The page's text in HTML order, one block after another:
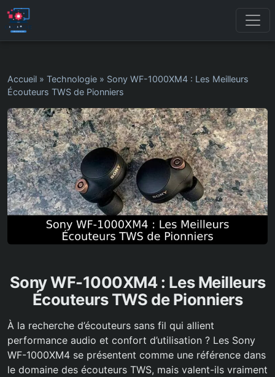
Accueil » Technologie » Sony WF-1000XM4 : Les Meilleurs
Écouteurs TWS de Pionniers
Sony WF-1000XM4 : Les Meilleurs
Écouteurs TWS de Pionniers
À la recherche d’écouteurs sans fil qui allient
performance audio et confort d’utilisation ? Les Sony
WF-1000XM4 se présentent comme une référence dans
le domaine des écouteurs TWS, mais valent-ils vraiment